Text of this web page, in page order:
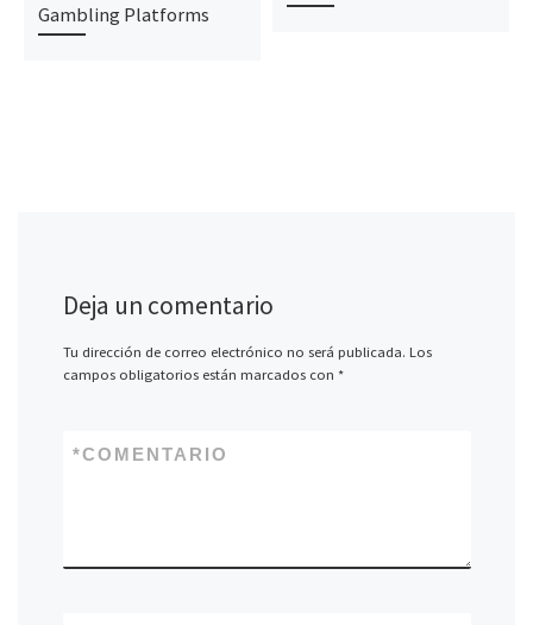
Gambling Platforms
Deja un comentario
Tu dirección de correo electrónico no será publicada. Los
campos obligatorios están marcados con *
COMENTARIO
*